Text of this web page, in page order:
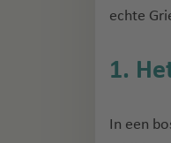
echte
1.
In een